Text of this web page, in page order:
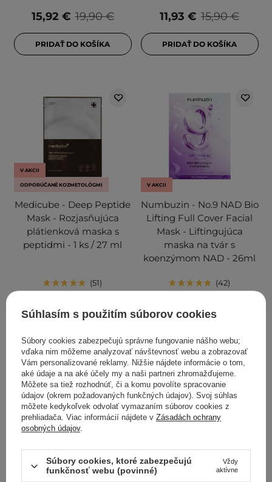
19,90 €
15,92 €
PRIDAŤ DO KOŠÍKA
15,90 €
11,93 €
PRIDAŤ DO KOŠÍKA
V AKCII
ODPORÚČANÉ KOZMETOLÓGMI
Medicube - Deep Peptide
Mask - Rozjasňujúca
plátienková maska s
peptidmi - 1 ks / 27 ml
51
3,90 €
2,54 €
PRIDAŤ DO KOŠÍKA
V AKCII
Numbuzin - No.9 NAD Bio
Lifting Full Cover Facial
Mask - Liftingujúca
maska na tvár s
koenzýmom NAD - 26ml
42
5,40 €
3,51 €
PRIDAŤ DO KOŠÍKA
Súhlasím s použitím súborov cookies
Súbory cookies zabezpečujú správne fungovanie nášho webu;
vďaka nim môžeme analyzovať návštevnosť webu a zobrazovať
Vám personalizované reklamy. Nižšie nájdete informácie o tom,
aké údaje a na aké účely my a naši partneri zhromažďujeme.
Môžete sa tiež rozhodnúť, či a komu povolíte spracovanie
údajov (okrem požadovaných funkčných údajov). Svoj súhlas
môžete kedykoľvek odvolať vymazaním súborov cookies z
prehliadača. Viac informácií nájdete v Zásadách ochrany
osobných údajov.
Súbory cookies, ktoré zabezpečujú
funkčnosť webu (povinné)
Vždy
aktívne